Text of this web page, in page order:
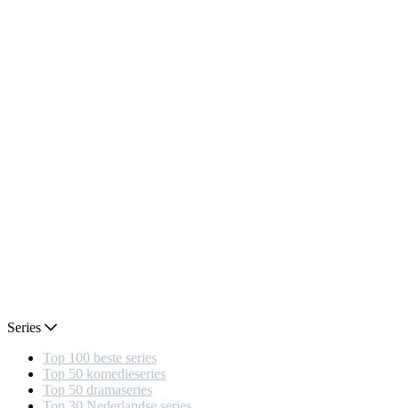
Series
Top 100 beste series
Top 50 komedieseries
Top 50 dramaseries